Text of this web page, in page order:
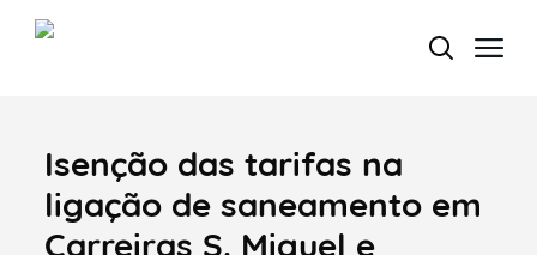
Termo de Pesquisa
Isenção das tarifas na
ligação de saneamento em
Carreiras S. Miguel e